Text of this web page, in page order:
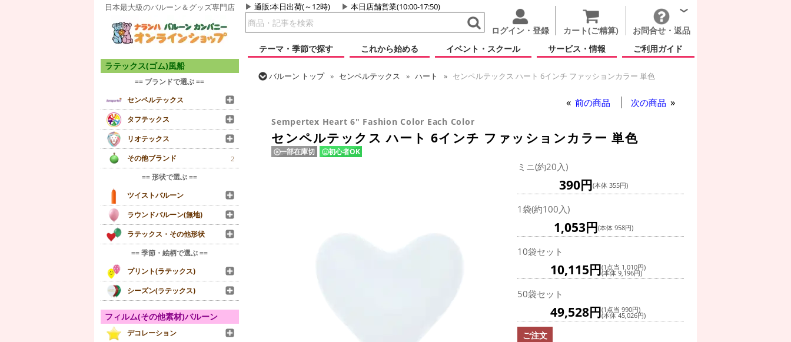
日本最大級のバルーン＆グッズ専門店 通販:本日出荷(～12時) 本日店舗営業(10:00-17:50)
ログイン・登録 カート(ご精算)
お問合せ・返品
テーマ・季節で探す
これから始める イベント・スクール サービス・情報 ご利用ガイド
ラテックス(ゴム)風船
== ブランドで選ぶ ==
センペルテックス
タフテックス
リオテックス
その他ブランド
2
== 形状で選ぶ ==
ツイストバルーン
ラウンドバルーン(無地)
ラテックス・その他形状
== 季節・絵柄で選ぶ ==
プリント(ラテックス)
シーズン(ラテックス)
フィルム(その他素材)バルーン
デコレーション
バルーン トップ センペルテックス ハート
センペルテックス ハート 6インチ ファッションカラー 単色
前の商品 次の商品
Sempertex Heart 6" Fashion Color Each Color
センペルテックス ハート 6インチ ファッションカラー 単色
一部在庫切 初心者OK
ミニ(約20入)
390円(本体 355円)
1袋(約100入)
1,053円(本体 958円)
10袋セット
10,115円(1点当 1,010円)
(本体 9,196円)
50袋セット
49,528円(1点当 990円)
(本体 45,026円)
ご注文